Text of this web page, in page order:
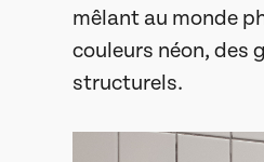
mêlant au monde
couleurs néon, des
structurels.